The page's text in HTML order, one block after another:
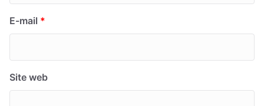
E-mail *
Site web